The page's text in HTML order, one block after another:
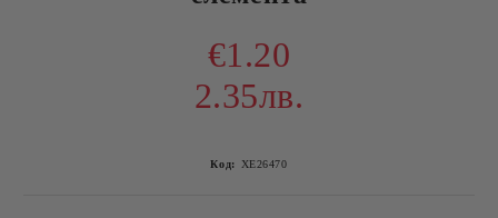
€1.20
2.35лв.
Код: ХЕ26470